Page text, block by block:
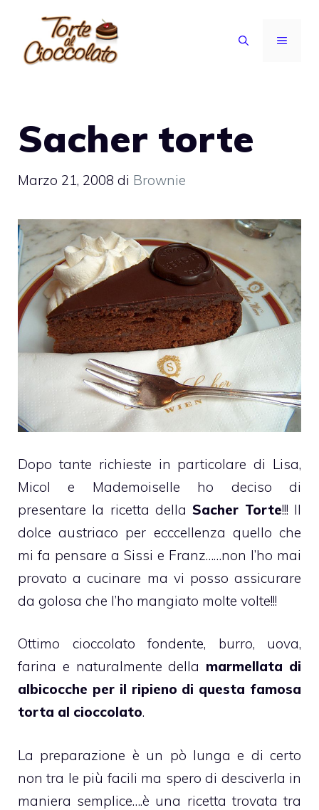
contenuto
MENU
Sacher torte
Marzo 21, 2008 di Brownie
Dopo tante richieste in particolare di Lisa,
Micol e Mademoiselle ho deciso di
presentare la ricetta dellaSacher Torte!!! Il
dolce austriaco per ecccellenza quello che
mi fa pensare a Sissi e Franz……non l’ho mai
provato a cucinare ma vi posso assicurare
da golosa che l’ho mangiato molte volte!!!
Ottimo cioccolato fondente, burro, uova,
farina e naturalmente della marmellata di
albicocche per il ripieno di questa famosa
torta al cioccolato.
La preparazione è un pò lunga e di certo
non tra le più facili ma spero di desciverla in
maniera semplice….è una ricetta trovata tra